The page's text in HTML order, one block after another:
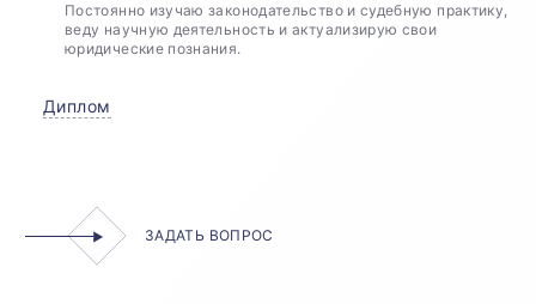
Постоянно изучаю законодательство и судебную практику,
веду научную деятельность и актуализирую свои
юридические познания.
Диплом
ЗАДАТЬ ВОПРОС